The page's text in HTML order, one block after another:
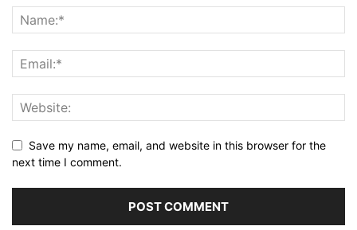
Save my name, email, and website in this browser for the
next time I comment.